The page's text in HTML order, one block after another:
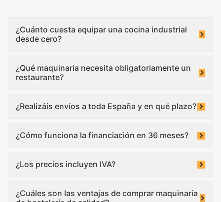
¿Cuánto cuesta equipar una cocina industrial
desde cero?
¿Qué maquinaria necesita obligatoriamente un
restaurante?
¿Realizáis envíos a toda España y en qué plazo?
¿Cómo funciona la financiación en 36 meses?
¿Los precios incluyen IVA?
¿Cuáles son las ventajas de comprar maquinaria